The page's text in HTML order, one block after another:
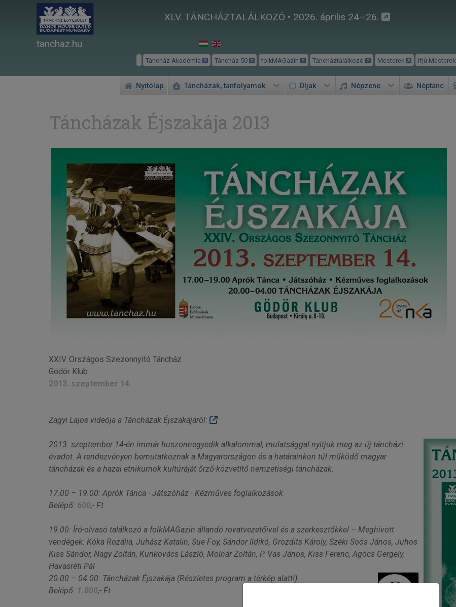
XLV. TÁNCHÁZTALÁLKOZÓ • 2026. április 24–26.
tanchaz.hu
Táncház Akadémia Táncház 50 folkMAGazin Táncháztalálkozó Mesterek Ifjú Mesterek
Nyitólap Táncházak, tanfolyamok Díjak Népzene Néptánc
Táncházak Éjszakája 2013
XXIV. Országos Szezonnyitó Táncház
Gödör Klub
2013. szeptember 14.
Zagyi Lajos videója a Táncházak Éjszakájáról:
2013. szeptember 14-én immár huszonnegyedik alkalommal, mulatsággal nyitjuk meg az új táncházi
évadot. A rendezvényen bemutatkoznak a Magyarországon és a határainkon túl működő magyar
táncházak és a hazai etnikumok kultúráját őrző-közvetítő nemzetiségi táncházak.
17.00 – 19.00: Aprók Tánca ∙ Játszóház ∙ Kézműves foglalkozások
Belépő: 600,- Ft
19.00: Író-olvasó találkozó a folkMAGazin állandó rovatvezetőivel és a szerkesztőkkel – Meghívott
vendégek: Kóka Rozália, Juhász Katalin, Sue Foy, Sándor Ildikó, Grozdits Károly, Széki Soós János, Juhos
Kiss Sándor, Nagy Zoltán, Kunkovács László, Molnár Zoltán, P. Vas János, Kiss Ferenc, Agócs Gergely,
Havasréti Pál
20.00 – 04.00: Táncházak Éjszakája (Részletes program a térkép alatt!)
Belépő: 1.000,- Ft